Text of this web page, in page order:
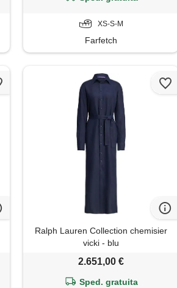
XS-S-M
Farfetch
Ralph Lauren Collection chemisier
vicki - blu
2.651,00 €
Sped. gratuita